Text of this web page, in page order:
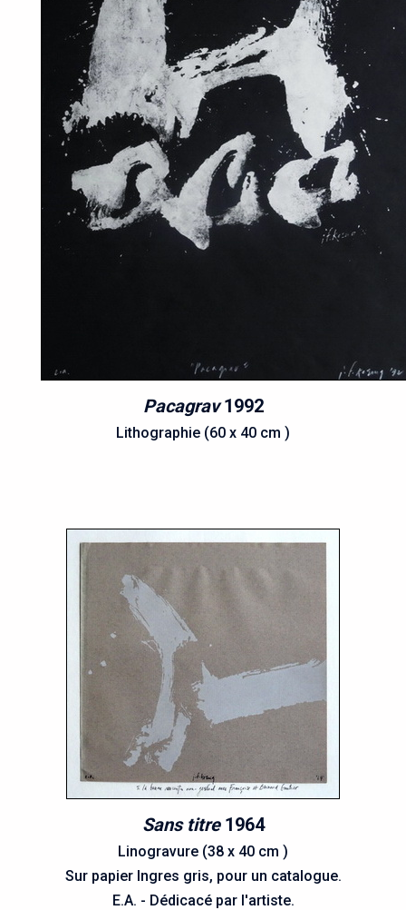
Pacagrav1992
Lithographie (60 x 40 cm )
Sans titre1964
Linogravure (38 x 40 cm )
Sur papier Ingres gris, pour un catalogue.
E.A. - Dédicacé par l'artiste.